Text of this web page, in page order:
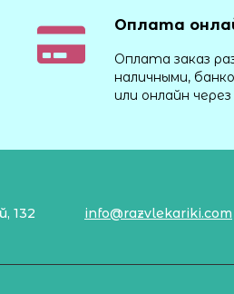
Оплата
Оплата заказ
наличными,
или онлайн
132 info@razvlekariki.com